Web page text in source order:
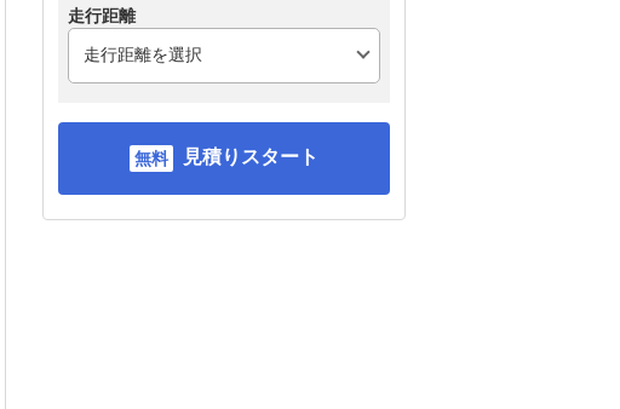
走行距離
見積りスタート